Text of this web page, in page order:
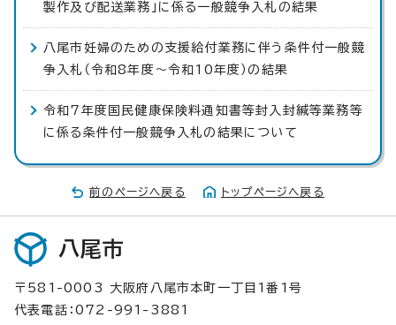
製作及び配送業務」に係る一般競争入札の結果
八尾市妊婦のための支援給付業務に伴う条件付一般競
争入札（令和8年度～令和10年度）の結果
令和7年度国民健康保険料通知書等封入封緘等業務等
に係る条件付一般競争入札の結果について
前のページへ戻る トップページへ戻る
八尾市
〒581-0003 大阪府八尾市本町一丁目1番1号
代表電話：072-991-3881